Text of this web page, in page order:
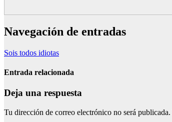
Navegación de entradas
Sois todos idiotas
Entrada relacionada
Deja una respuesta
Tu dirección de correo electrónico no será publicada.